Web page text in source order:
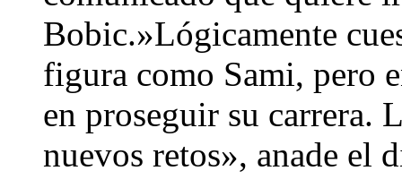
Bobic.»Lógicamente
figura como Sami, pero
en proseguir su carrera.
nuevos retos», anade